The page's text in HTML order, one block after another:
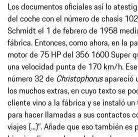
Los documentos oficiales así lo
del coche con el número de chasis
Schmidt el 1 de febrero de 1958
fábrica. Entonces, como ahora, en la
motor de 75 HP del 356 1600 Super
una velocidad punta de 170 km/h.
número 32 de Christophorusapareció
los muchos extras, en cuyo texto se
cliente vino a la fábrica y se instaló un
para hacer llamadas a sus contactos
viajes (...)”. Añade que eso también es